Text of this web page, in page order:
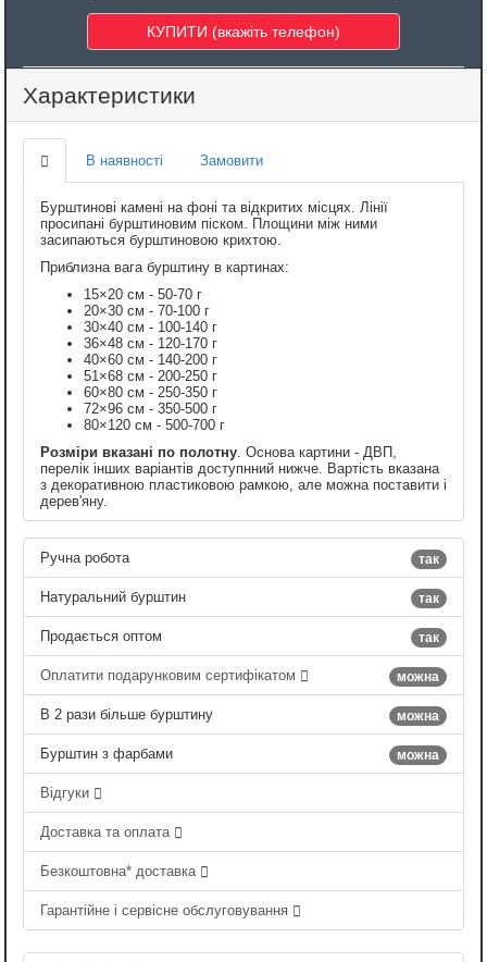
Характеристики
В наявності Замовити
Бурштинові камені на фоні та відкритих місцях. Лінії
просипані бурштиновим піском. Площини між ними
засипаються бурштиновою крихтою.
Приблизна вага бурштину в картинах:
15×20 см - 50-70 г
20×30 см - 70-100 г
30×40 см - 100-140 г
36×48 см - 120-170 г
40×60 см - 140-200 г
51×68 см - 200-250 г
60×80 см - 250-350 г
72×96 см - 350-500 г
80×120 см - 500-700 г
Розміри вказані по полотну . Основа картини - ДВП,
перелік інших варіантів доступнний нижче. Вартість вказана
з декоративною пластиковою рамкою, але можна поставити і
дерев'яну.
так
Ручна робота
так
Натуральний бурштин
так
Продається оптом
можна
Оплатити подарунковим сертифікатом
можна
В 2 рази більше бурштину
можна
Бурштин з фарбами
Відгуки
Доставка та оплата
Безкоштовна* доставка
Гарантійне і сервісне обслуговування